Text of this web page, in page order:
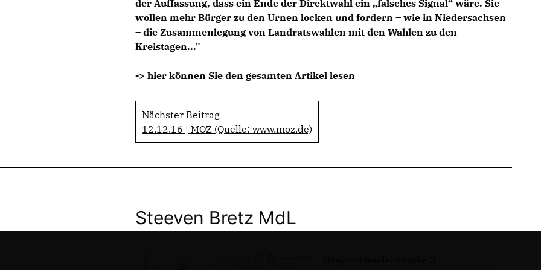
der Auffassung, dass ein Ende der Direktwahl ein „falsches Signal“ wäre. Sie
wollen mehr Bürger zu den Urnen locken und fordern – wie in Niedersachsen
– die Zusammenlegung von Landratswahlen mit den Wahlen zu den
Kreistagen..."
-> hier können Sie den gesamten Artikel lesen
Nächster Beitrag
12.12.16 | MOZ (Quelle: www.moz.de)
Steeven Bretz MdL